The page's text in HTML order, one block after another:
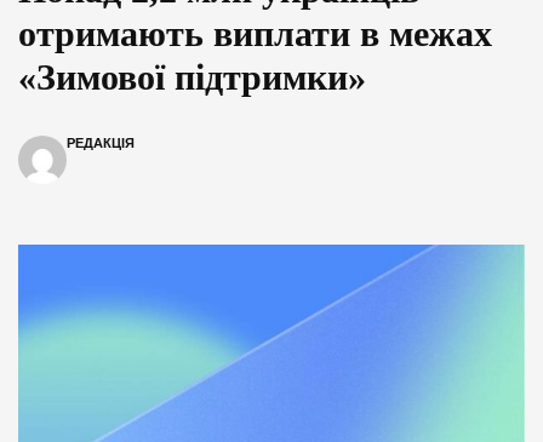
отримають виплати в межах
«Зимової підтримки»
РЕДАКЦІЯ